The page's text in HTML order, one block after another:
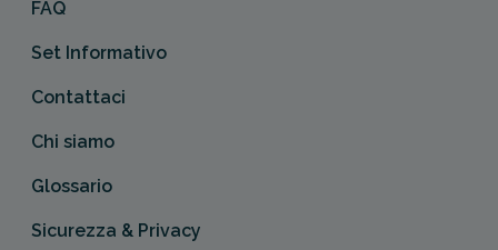
FAQ
Set Informativo
Contattaci
Chi siamo
Glossario
Sicurezza & Privacy